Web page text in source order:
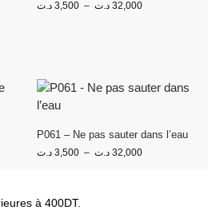
3,500 د.ت – 32,000 د.ت
P061 – Ne pas sauter dans l’eau
3,500 د.ت – 32,000 د.ت
à 400DT.